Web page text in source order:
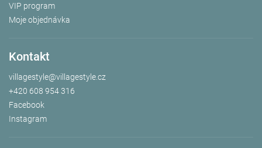
VIP program
Moje objednávka
Kontakt
villagestyle@villagestyle.cz
+420 608 954 316
Facebook
Instagram